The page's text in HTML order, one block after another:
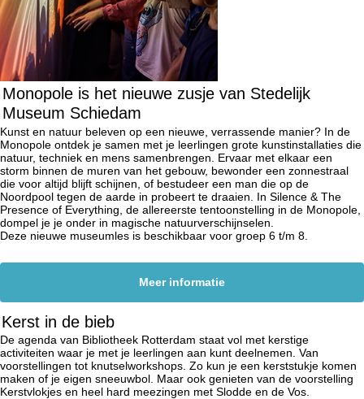
Monopole is het nieuwe zusje van Stedelijk
Museum Schiedam
Kunst en natuur beleven op een nieuwe, verrassende manier? In de
Monopole ontdek je samen met je leerlingen grote kunstinstallaties die
natuur, techniek en mens samenbrengen. Ervaar met elkaar een
storm binnen de muren van het gebouw, bewonder een zonnestraal
die voor altijd blijft schijnen, of bestudeer een man die op de
Noordpool tegen de aarde in probeert te draaien. In Silence & The
Presence of Everything, de allereerste tentoonstelling in de Monopole,
dompel je je onder in magische natuurverschijnselen.
Deze nieuwe museumles is beschikbaar voor groep 6 t/m 8.
Meer informatie
Kerst in de bieb
De agenda van Bibliotheek Rotterdam staat vol met kerstige
activiteiten waar je met je leerlingen aan kunt deelnemen. Van
voorstellingen tot knutselworkshops. Zo kun je een kerststukje komen
maken of je eigen sneeuwbol. Maar ook genieten van de voorstelling
Kerstvlokjes en heel hard meezingen met Slodde en de Vos.